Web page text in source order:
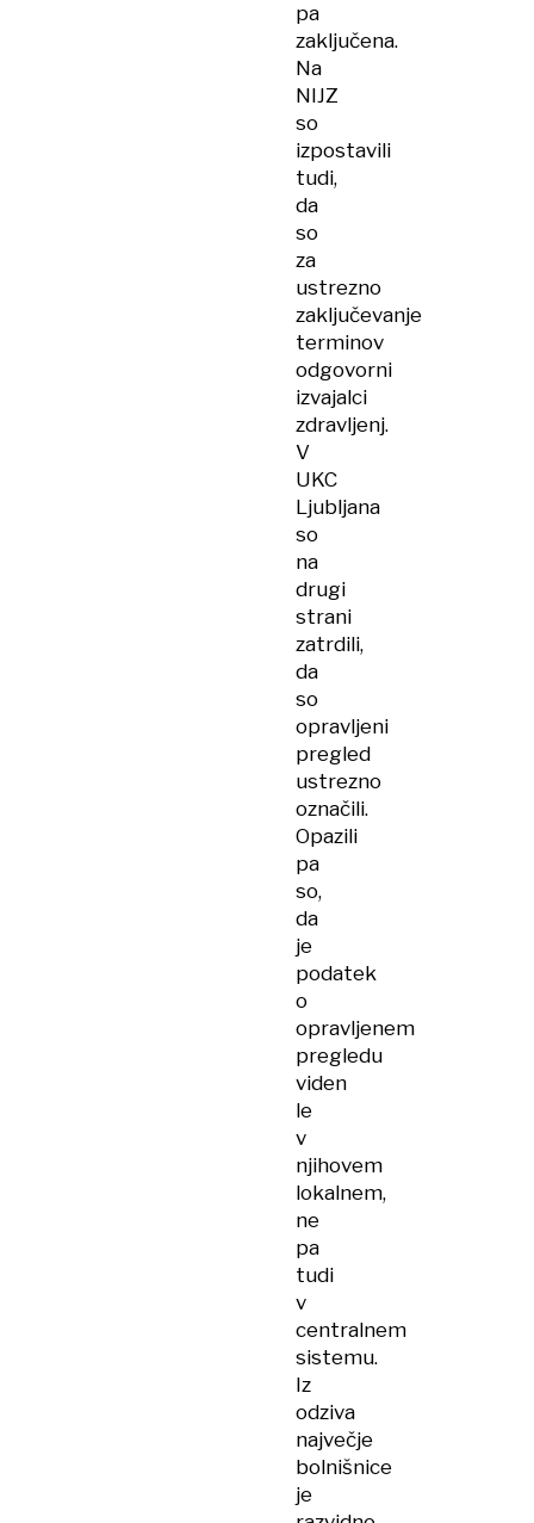
pa
zaključena.
Na
NIJZ
so
izpostavili
tudi,
da
so
za
ustrezno
zaključevanje
terminov
odgovorni
izvajalci
zdravljenj.
V
UKC
Ljubljana
so
na
drugi
strani
zatrdili,
da
so
opravljeni
pregled
ustrezno
označili.
Opazili
pa
so,
da
je
podatek
o
opravljenem
pregledu
viden
le
v
njihovem
lokalnem,
ne
pa
tudi
v
centralnem
sistemu.
Iz
odziva
največje
bolnišnice
je